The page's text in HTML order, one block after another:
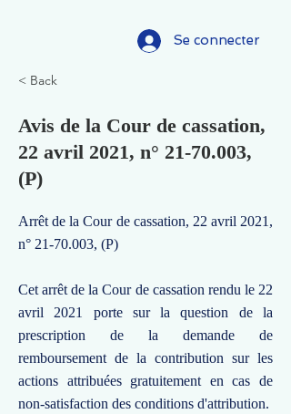
Se connecter
< Back
Avis de la Cour de cassation,
22 avril 2021, n° 21-70.003,
(P)
Arrêt de la Cour de cassation, 22 avril 2021,
n° 21-70.003, (P)
Cet arrêt de la Cour de cassation rendu le 22
avril 2021 porte sur la question de la
prescription de la demande de
remboursement de la contribution sur les
actions attribuées gratuitement en cas de
non-satisfaction des conditions d'attribution.